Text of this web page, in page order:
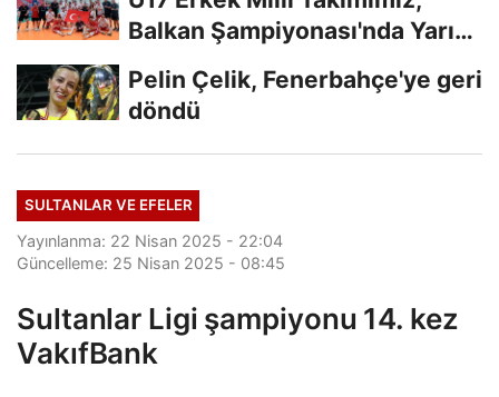
Balkan Şampiyonası'nda Yarı
Pelin Çelik, Fenerbahçe'ye geri
döndü
SULTANLAR VE EFELER
Yayınlanma: 22 Nisan 2025 - 22:04
Güncelleme: 25 Nisan 2025 - 08:45
Sultanlar Ligi şampiyonu 14. kez
VakıfBank